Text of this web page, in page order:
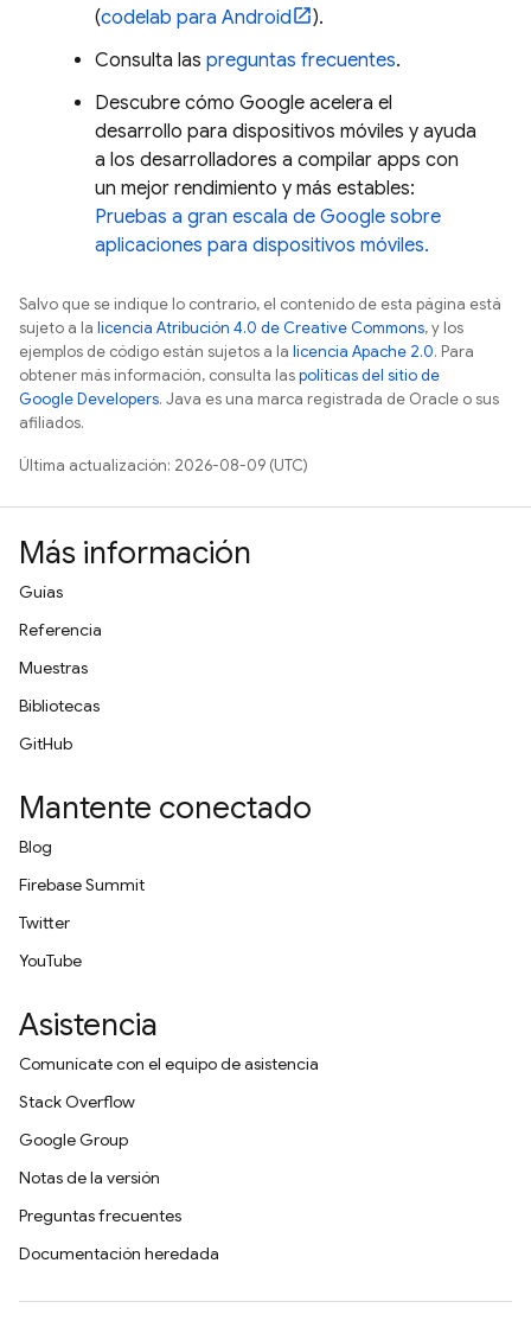
(codelab para Android
).
Consulta las preguntas frecuentes.
Descubre cómo Google acelera el
desarrollo para dispositivos móviles y ayuda
a los desarrolladores a compilar apps con
un mejor rendimiento y más estables:
Pruebas a gran escala de Google sobre
aplicaciones para dispositivos móviles.
Salvo que se indique lo contrario, el contenido de esta página está
sujeto a la licencia Atribución 4.0 de Creative Commons, y los
ejemplos de código están sujetos a la licencia Apache 2.0. Para
obtener más información, consulta laspolíticas del sitio de
Google Developers. Java es una marca registrada de Oracle o sus
afiliados.
Última actualización: 2026-08-09 (UTC)
Más información
Guías
Referencia
Muestras
Bibliotecas
GitHub
Mantente conectado
Blog
Firebase Summit
Twitter
YouTube
Asistencia
Comunícate con el equipo de asistencia
Stack Overflow
Google Group
Notas de la versión
Preguntas frecuentes
Documentación heredada